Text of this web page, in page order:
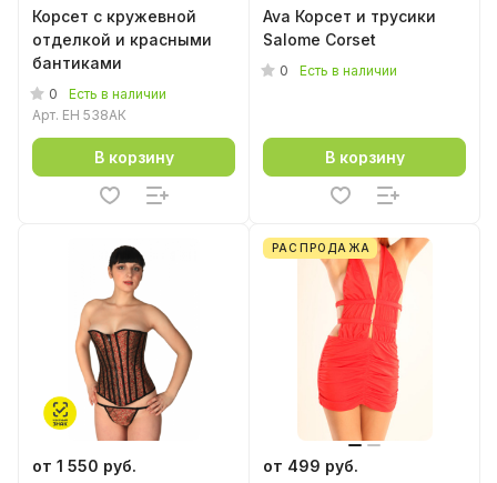
Корсет с кружевной
отделкой и красными
бантиками
0
Есть в наличии
Арт. EH 538АК
В корзину
Ava Корсет и трусики
Salome Corset
0 Есть в наличии
В корзину
от 1 550 руб.
РАСПРОДАЖА
от 499 руб.